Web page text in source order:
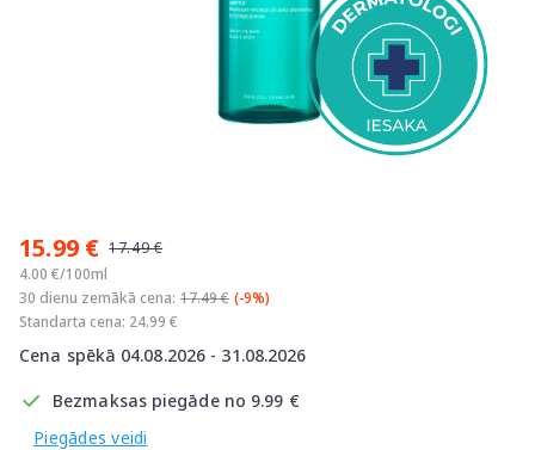
15.99 € 17.49 €
4.00 €/100ml
30 dienu zemākā cena: 17.49 € (-9%)
Standarta cena: 24.99 €
Cena spēkā 04.08.2026 - 31.08.2026
Bezmaksas piegāde no 9.99 €
Piegādes veidi